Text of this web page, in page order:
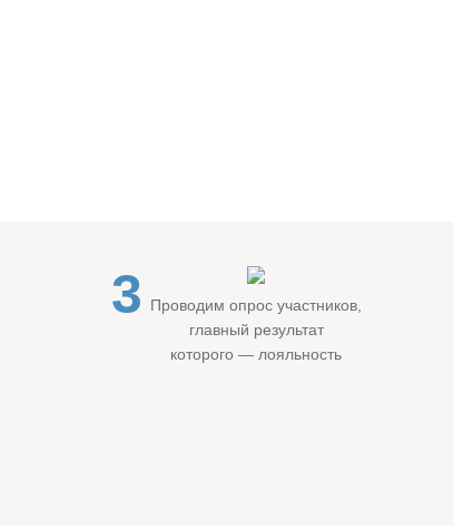
3
Проводим опрос участников,
главный результат
которого — лояльность